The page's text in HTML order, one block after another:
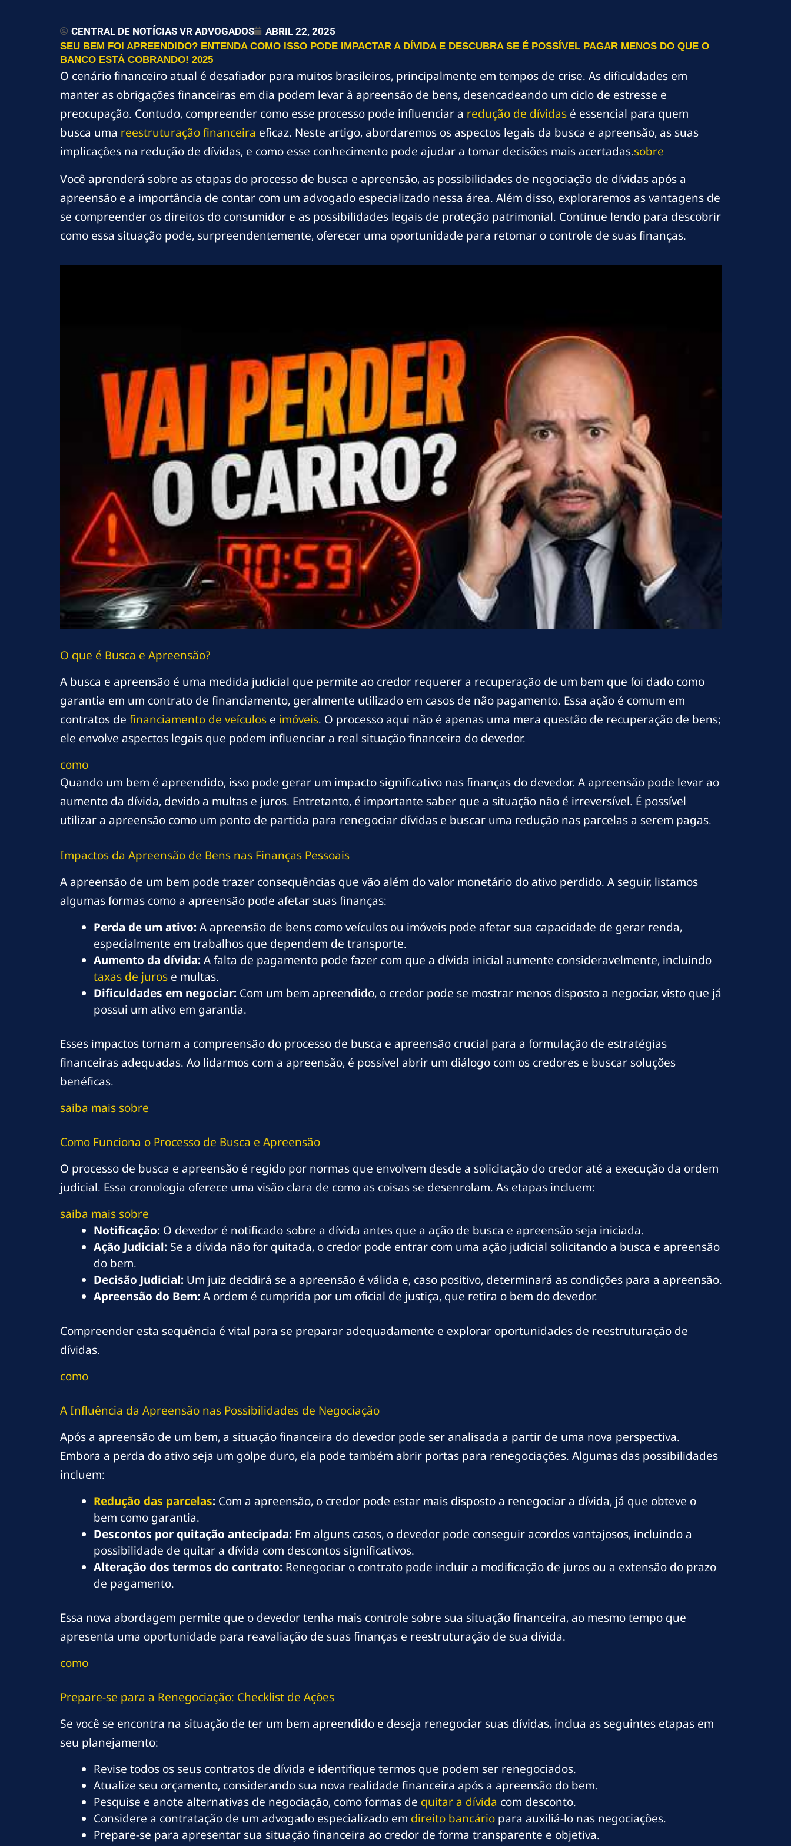
CENTRAL DE NOTÍCIAS VR ADVOGADOS ABRIL 22, 2025
SEU BEM FOI APREENDIDO? ENTENDA COMO ISSO PODE IMPACTAR A DÍVIDA E DESCUBRA SE É POSSÍVEL PAGAR MENOS DO QUE O
BANCO ESTÁ COBRANDO! 2025
O cenário financeiro atual é desafiador para muitos brasileiros, principalmente em tempos de crise. As dificuldades em
manter as obrigações financeiras em dia podem levar à apreensão de bens, desencadeando um ciclo de estresse e
preocupação. Contudo, compreender como esse processo pode influenciar a redução de dívidas é essencial para quem
busca uma reestruturação financeira eficaz. Neste artigo, abordaremos os aspectos legais da busca e apreensão, as suas
implicações na redução de dívidas, e como esse conhecimento pode ajudar a tomar decisões mais acertadas.sobre
Você aprenderá sobre as etapas do processo de busca e apreensão, as possibilidades de negociação de dívidas após a
apreensão e a importância de contar com um advogado especializado nessa área. Além disso, exploraremos as vantagens de
se compreender os direitos do consumidor e as possibilidades legais de proteção patrimonial. Continue lendo para descobrir
como essa situação pode, surpreendentemente, oferecer uma oportunidade para retomar o controle de suas finanças.
O que é Busca e Apreensão?
A busca e apreensão é uma medida judicial que permite ao credor requerer a recuperação de um bem que foi dado como
garantia em um contrato de financiamento, geralmente utilizado em casos de não pagamento. Essa ação é comum em
contratos de financiamento de veículos e imóveis. O processo aqui não é apenas uma mera questão de recuperação de bens;
ele envolve aspectos legais que podem influenciar a real situação financeira do devedor.
como
Quando um bem é apreendido, isso pode gerar um impacto significativo nas finanças do devedor. A apreensão pode levar ao
aumento da dívida, devido a multas e juros. Entretanto, é importante saber que a situação não é irreversível. É possível
utilizar a apreensão como um ponto de partida para renegociar dívidas e buscar uma redução nas parcelas a serem pagas.
Impactos da Apreensão de Bens nas Finanças Pessoais
A apreensão de um bem pode trazer consequências que vão além do valor monetário do ativo perdido. A seguir, listamos
algumas formas como a apreensão pode afetar suas finanças:
Perda de um ativo:A apreensão de bens como veículos ou imóveis pode afetar sua capacidade de gerar renda,
especialmente em trabalhos que dependem de transporte.
Aumento da dívida:A falta de pagamento pode fazer com que a dívida inicial aumente consideravelmente, incluindo
taxas de juros e multas.
Dificuldades em negociar: Com um bem apreendido, o credor pode se mostrar menos disposto a negociar, visto que já
possui um ativo em garantia.
Esses impactos tornam a compreensão do processo de busca e apreensão crucial para a formulação de estratégias
financeiras adequadas. Ao lidarmos com a apreensão, é possível abrir um diálogo com os credores e buscar soluções
benéficas.
saiba mais sobre
Como Funciona o Processo de Busca e Apreensão
O processo de busca e apreensão é regido por normas que envolvem desde a solicitação do credor até a execução da ordem
judicial. Essa cronologia oferece uma visão clara de como as coisas se desenrolam. As etapas incluem:
saiba mais sobre
Notificação: O devedor é notificado sobre a dívida antes que a ação de busca e apreensão seja iniciada.
Ação Judicial: Se a dívida não for quitada, o credor pode entrar com uma ação judicial solicitando a busca e apreensão
do bem.
Decisão Judicial: Um juiz decidirá se a apreensão é válida e, caso positivo, determinará as condições para a apreensão.
Apreensão do Bem:A ordem é cumprida por um oficial de justiça, que retira o bem do devedor.
Compreender esta sequência é vital para se preparar adequadamente e explorar oportunidades de reestruturação de
dívidas.
como
A Influência da Apreensão nas Possibilidades de Negociação
Após a apreensão de um bem, a situação financeira do devedor pode ser analisada a partir de uma nova perspectiva.
Embora a perda do ativo seja um golpe duro, ela pode também abrir portas para renegociações. Algumas das possibilidades
incluem:
Redução das parcelas: Com a apreensão, o credor pode estar mais disposto a renegociar a dívida, já que obteve o
bem como garantia.
Descontos por quitação antecipada: Em alguns casos, o devedor pode conseguir acordos vantajosos, incluindo a
possibilidade de quitar a dívida com descontos significativos.
Alteração dos termos do contrato: Renegociar o contrato pode incluir a modificação de juros ou a extensão do prazo
de pagamento.
Essa nova abordagem permite que o devedor tenha mais controle sobre sua situação financeira, ao mesmo tempo que
apresenta uma oportunidade para reavaliação de suas finanças e reestruturação de sua dívida.
como
Prepare-se para a Renegociação: Checklist de Ações
Se você se encontra na situação de ter um bem apreendido e deseja renegociar suas dívidas, inclua as seguintes etapas em
seu planejamento:
Revise todos os seus contratos de dívida e identifique termos que podem ser renegociados.
Atualize seu orçamento, considerando sua nova realidade financeira após a apreensão do bem.
Pesquise e anote alternativas de negociação, como formas de quitar a dívida com desconto.
Considere a contratação de um advogado especializado em direito bancário para auxiliá-lo nas negociações.
Prepare-se para apresentar sua situação financeira ao credor de forma transparente e objetiva.